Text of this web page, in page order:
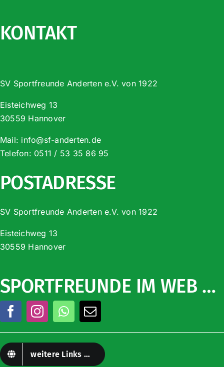
KONTAKT
SV Sportfreunde Anderten e.V. von 1922
Eisteichweg 13
30559 Hannover
Mail: info@sf-anderten.de
Telefon: 0511 / 53 35 86 95
POSTADRESSE
SV Sportfreunde Anderten e.V. von 1922
Eisteichweg 13
30559 Hannover
SPORTFREUNDE IM WEB …
weitere Links …